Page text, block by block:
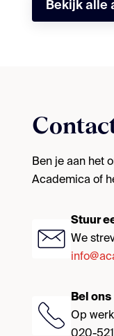
Bekijk alle
Ben je aan het
Academica of
Stuur
We
Bel ons
Op
020-